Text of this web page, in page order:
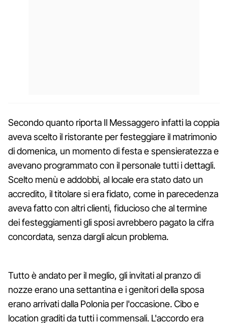
Secondo quanto riporta Il Messaggero infatti la coppia
aveva scelto il ristorante per festeggiare il matrimonio
di domenica, un momento di festa e spensieratezza e
avevano programmato con il personale tutti i dettagli.
Scelto menù e addobbi, al locale era stato dato un
accredito, il titolare si era fidato, come in parecedenza
aveva fatto con altri clienti, fiducioso che al termine
dei festeggiamenti gli sposi avrebbero pagato la cifra
concordata, senza dargli alcun problema.
Tutto è andato per il meglio, gli invitati al pranzo di
nozze erano una settantina e i genitori della sposa
erano arrivati dalla Polonia per l'occasione. Cibo e
location graditi da tutti i commensali. L'accordo era